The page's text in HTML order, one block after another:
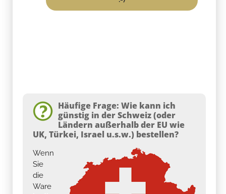
Häufige Frage: Wie kann ich
günstig in der Schweiz (oder
Ländern außerhalb der EU wie
UK, Türkei, Israel u.s.w.) bestellen?
Wenn
Sie
die
Ware